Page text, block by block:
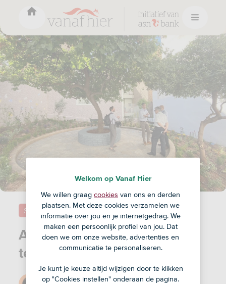
Athene legt mini-parken aan
tegen hittestress
Samenleving
DoorMaartje
Welkom op Vanaf Hier
We willen graag cookies van ons en derden
plaatsen. Met deze cookies verzamelen we
informatie over jou en je internetgedrag. We
maken een persoonlijk profiel van jou. Dat
doen we om onze website, advertenties en
communicatie te personaliseren.
Je kunt je keuze altijd wijzigen door te klikken
op "Cookies instellen" onderaan de pagina.